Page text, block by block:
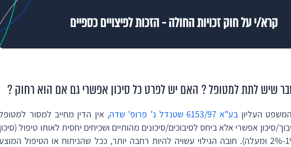
קרא/י על חוק זכויות החולה - הזכות לפיצויים כספיים
שיש לתת למטופל ? האם יש לפרט כל סיכון אפשרי גם אם הוא רחוק ?
העליון בע"א 6153/97 שטנדל נ' פרופ' שדה
, אין הדין מחייב למסור
סיכון אפשרי אלא ביחס לסיבוכים/סיכונים מהותיים ושכיחים יחסית לאותו טיפול (סיכון
התממשות של 1%-2% ומעלה). חובה הגילוי עשויה להיות רחבה יותר, ככל שהניתוח או הטיפול